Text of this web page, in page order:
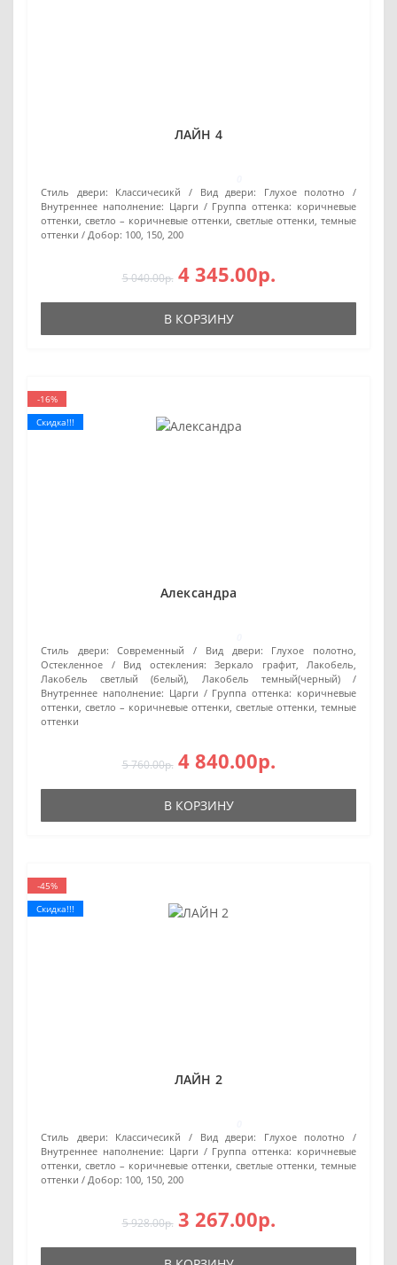
ЛАЙН 4
Стиль двери:
Классичесикй Вид двери:
Глухое полотно
Внутреннее наполнение: Царги Группа оттенка: коричневые
оттенки, светло – коричневые оттенки, светлые оттенки, темные
оттенки
Добор: 100, 150, 200
5 040.00р. 4 345.00р.
В КОРЗИНУ
-16%
Скидка!!!
Александра
Стиль двери:
Современный Вид двери:
Глухое полотно,
Остекленное
Вид остекления:
Зеркало графит, Лакобель,
Лакобель светлый (белый), Лакобель темный(черный)
Внутреннее наполнение: Царги Группа оттенка: коричневые
оттенки, светло – коричневые оттенки, светлые оттенки, темные
оттенки
5 760.00р. 4 840.00р.
В КОРЗИНУ
-45%
Скидка!!!
ЛАЙН 2
Стиль двери:
Классичесикй Вид двери:
Глухое полотно
Внутреннее наполнение: Царги Группа оттенка: коричневые
оттенки, светло – коричневые оттенки, светлые оттенки, темные
оттенки
Добор: 100, 150, 200
5 928.00р. 3 267.00р.